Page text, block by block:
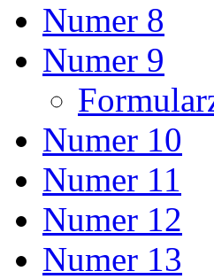
Numer 8
Numer 9
Numer 10
Numer 11
Numer 12
Numer 13